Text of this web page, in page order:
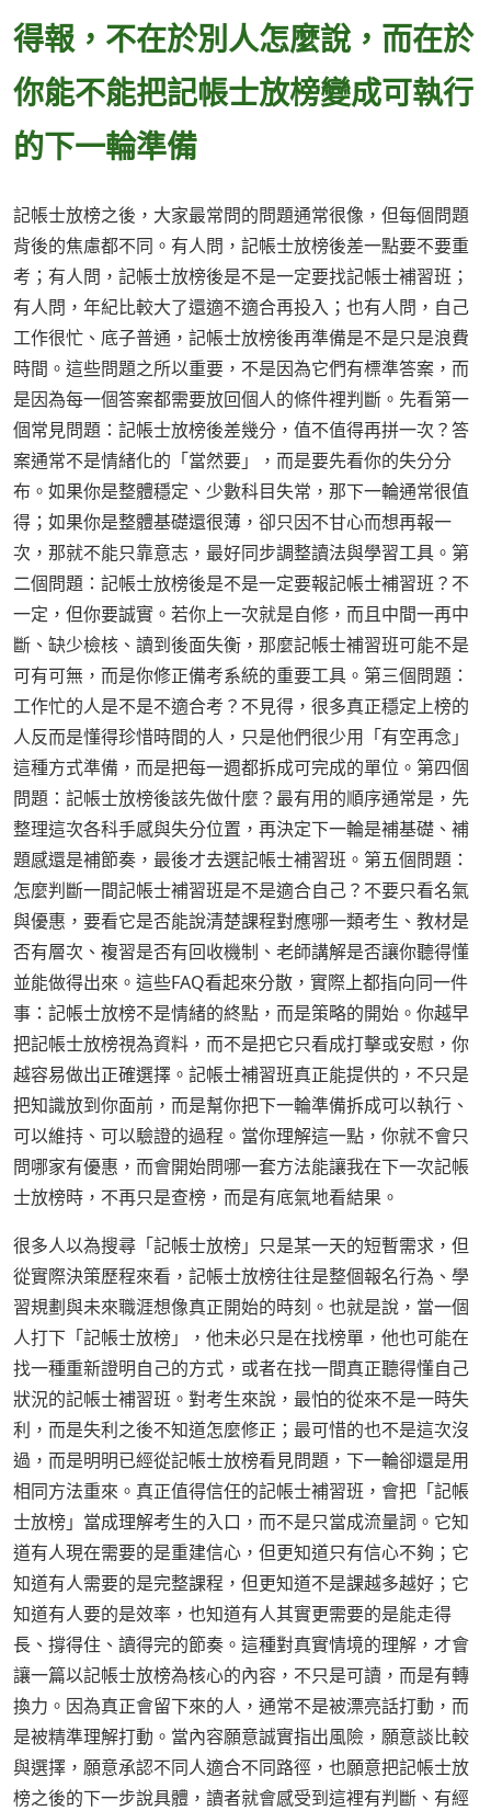
得報，不在於別人怎麼說，而在於
你能不能把記帳士放榜變成可執行
的下一輪準備
記帳士放榜之後，大家最常問的問題通常很像，但每個問題
背後的焦慮都不同。有人問，記帳士放榜後差一點要不要重
考；有人問，記帳士放榜後是不是一定要找記帳士補習班；
有人問，年紀比較大了還適不適合再投入；也有人問，自己
工作很忙、底子普通，記帳士放榜後再準備是不是只是浪費
時間。這些問題之所以重要，不是因為它們有標準答案，而
是因為每一個答案都需要放回個人的條件裡判斷。先看第一
個常見問題：記帳士放榜後差幾分，值不值得再拼一次？答
案通常不是情緒化的「當然要」，而是要先看你的失分分
布。如果你是整體穩定、少數科目失常，那下一輪通常很值
得；如果你是整體基礎還很薄，卻只因不甘心而想再報一
次，那就不能只靠意志，最好同步調整讀法與學習工具。第
二個問題：記帳士放榜後是不是一定要報記帳士補習班？不
一定，但你要誠實。若你上一次就是自修，而且中間一再中
斷、缺少檢核、讀到後面失衡，那麼記帳士補習班可能不是
可有可無，而是你修正備考系統的重要工具。第三個問題：
工作忙的人是不是不適合考？不見得，很多真正穩定上榜的
人反而是懂得珍惜時間的人，只是他們很少用「有空再念」
這種方式準備，而是把每一週都拆成可完成的單位。第四個
問題：記帳士放榜後該先做什麼？最有用的順序通常是，先
整理這次各科手感與失分位置，再決定下一輪是補基礎、補
題感還是補節奏，最後才去選記帳士補習班。第五個問題：
怎麼判斷一間記帳士補習班是不是適合自己？不要只看名氣
與優惠，要看它是否能說清楚課程對應哪一類考生、教材是
否有層次、複習是否有回收機制、老師講解是否讓你聽得懂
並能做得出來。這些FAQ看起來分散，實際上都指向同一件
事：記帳士放榜不是情緒的終點，而是策略的開始。你越早
把記帳士放榜視為資料，而不是把它只看成打擊或安慰，你
越容易做出正確選擇。記帳士補習班真正能提供的，不只是
把知識放到你面前，而是幫你把下一輪準備拆成可以執行、
可以維持、可以驗證的過程。當你理解這一點，你就不會只
問哪家有優惠，而會開始問哪一套方法能讓我在下一次記帳
士放榜時，不再只是查榜，而是有底氣地看結果。
很多人以為搜尋「記帳士放榜」只是某一天的短暫需求，但
從實際決策歷程來看，記帳士放榜往往是整個報名行為、學
習規劃與未來職涯想像真正開始的時刻。也就是說，當一個
人打下「記帳士放榜」，他未必只是在找榜單，他也可能在
找一種重新證明自己的方式，或者在找一間真正聽得懂自己
狀況的記帳士補習班。對考生來說，最怕的從來不是一時失
利，而是失利之後不知道怎麼修正；最可惜的也不是這次沒
過，而是明明已經從記帳士放榜看見問題，下一輪卻還是用
相同方法重來。真正值得信任的記帳士補習班，會把「記帳
士放榜」當成理解考生的入口，而不是只當成流量詞。它知
道有人現在需要的是重建信心，但更知道只有信心不夠；它
知道有人需要的是完整課程，但更知道不是課越多越好；它
知道有人要的是效率，也知道有人其實更需要的是能走得
長、撐得住、讀得完的節奏。這種對真實情境的理解，才會
讓一篇以記帳士放榜為核心的內容，不只是可讀，而是有轉
換力。因為真正會留下來的人，通常不是被漂亮話打動，而
是被精準理解打動。當內容願意誠實指出風險，願意談比較
與選擇，願意承認不同人適合不同路徑，也願意把記帳士放
榜之後的下一步說具體，讀者就會感受到這裡有判斷、有經